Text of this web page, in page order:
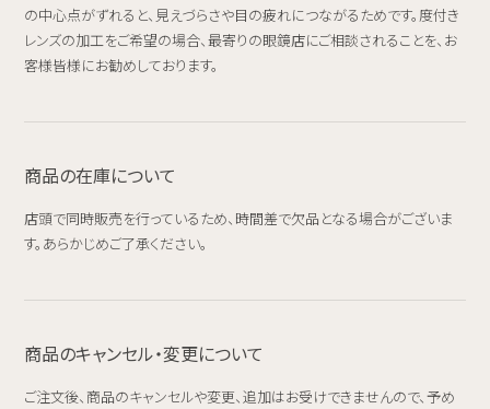
の中心点がずれると、見えづらさや目の疲れにつながるためです。度付き
レンズの加工をご希望の場合、最寄りの眼鏡店にご相談されることを、お
客様皆様にお勧めしております。
商品の在庫について
店頭で同時販売を行っているため、時間差で欠品となる場合がございま
す。あらかじめご了承ください。
商品のキャンセル・変更について
ご注文後、商品のキャンセルや変更、追加はお受けできませんので、予め